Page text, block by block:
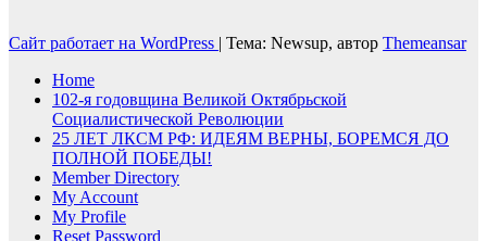
Сайт работает на WordPress | Тема: Newsup, автор Themeansar
Home
102-я годовщина Великой Октябрьской
Социалистической Революции
25 ЛЕТ ЛКСМ РФ: ИДЕЯМ ВЕРНЫ, БОРЕМСЯ ДО
ПОЛНОЙ ПОБЕДЫ!
Member Directory
My Account
My Profile
Reset Password